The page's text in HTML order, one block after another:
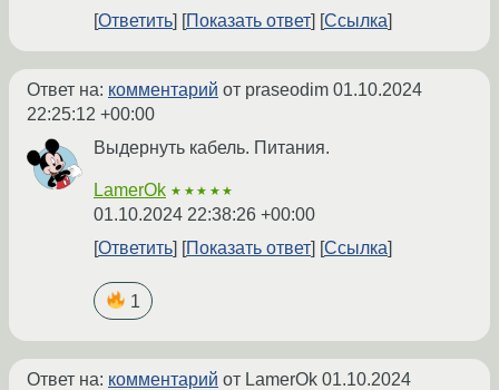
Ответить Показать ответ Ссылка
Ответ на: комментарий от praseodim 01.10.2024
22:25:12 +00:00
Выдернуть кабель. Питания.
LamerOk ★★★★★
01.10.2024 22:38:26 +00:00
Ответить
Показать ответ Ссылка
1
Ответ на: комментарий от LamerOk 01.10.2024